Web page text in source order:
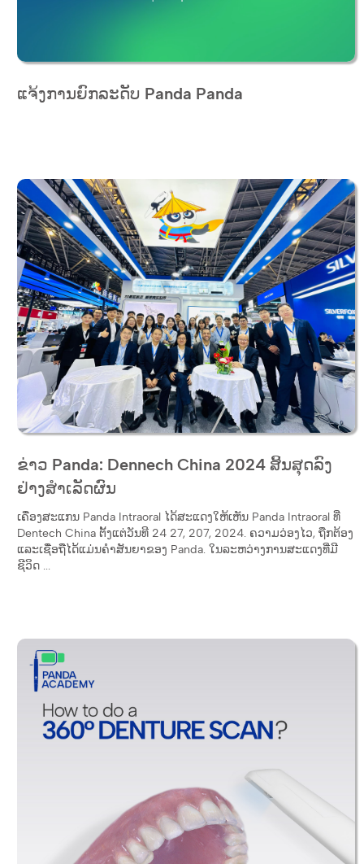
ແຈ້ງການຍົກລະດັບ Panda Panda
ຂ່າວ Panda: Dennech China 2024 ສິ້ນສຸດລົງ
ຢ່າງສໍາເລັດຜົນ
ເຄື່ອງສະແກນ Panda Intraoral ໄດ້ສະແດງໃຫ້ເຫັນ Panda Intraoral ທີ່
Dentech China ຕັ້ງແຕ່ວັນທີ 24 27, 207, 2024. ຄວາມວ່ອງໄວ, ຖືກຕ້ອງ
ແລະເຊື່ອຖືໄດ້ແມ່ນຄໍາສັນຍາຂອງ Panda. ໃນລະຫວ່າງການສະແດງທີ່ມີ
ຊີວິດ ...